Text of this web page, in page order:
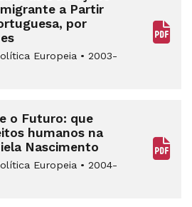
a Partir
por
Europeia • 2003-
o Futuro: que
humanos na
Nascimento
Europeia • 2004-